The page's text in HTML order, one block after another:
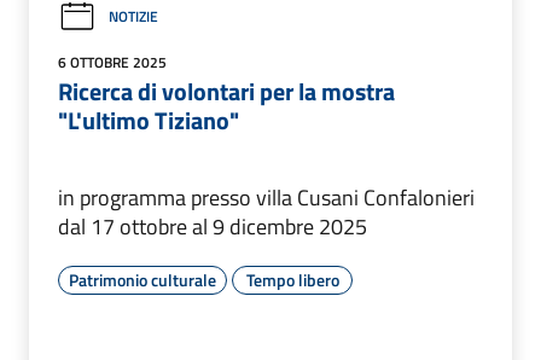
NOTIZIE
6 OTTOBRE 2025
Ricerca di volontari per la mostra
"L'ultimo Tiziano"
in programma presso villa Cusani Confalonieri
dal 17 ottobre al 9 dicembre 2025
Patrimonio culturale Tempo libero